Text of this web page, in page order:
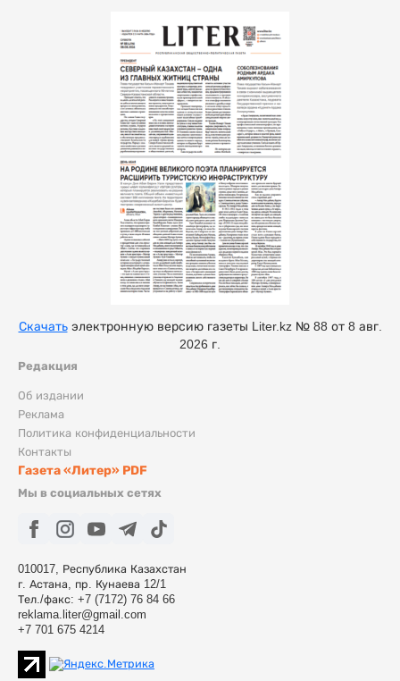
Редакция
Об издании
Реклама
Политика конфиденциальности
Контакты
Газета «Литер» PDF
Мы в социальных сетях
010017, Республика Казахстан
г. Астана, пр. Кунаева 12/1
Тел./факс: +7 (7172) 76 84 66
reklama.liter@gmail.com
+7 701 675 4214
Скачатьэлектронную версию газеты Liter.kz № 88 от 8 авг.
2026 г.